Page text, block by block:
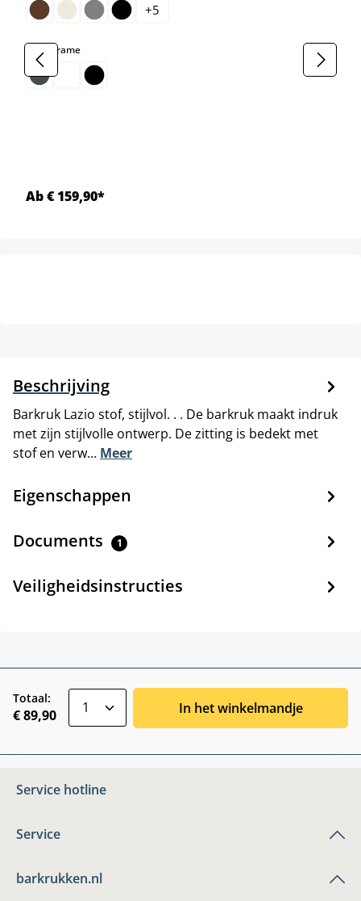
+5
Kleur frameselect
Ab € 159,90*
Beschrijving
Barkruk Lazio stof, stijlvol. . . De barkruk maakt indruk
met zijn stijlvolle ontwerp. De zitting is bedekt met
stof en verw… Meer
Eigenschappen
Documents 1
Veiligheidsinstructies
Totaal:
€ 89,90 In het winkelmandje
Service hotline
Service
barkrukken.nl